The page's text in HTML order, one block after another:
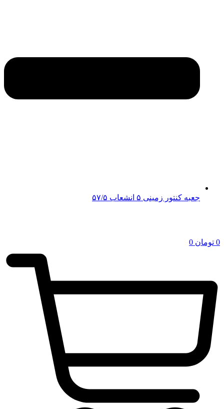
جعبه کنتور زمینی ۵ انشعاب ۵۷/۵
0 تومان 0